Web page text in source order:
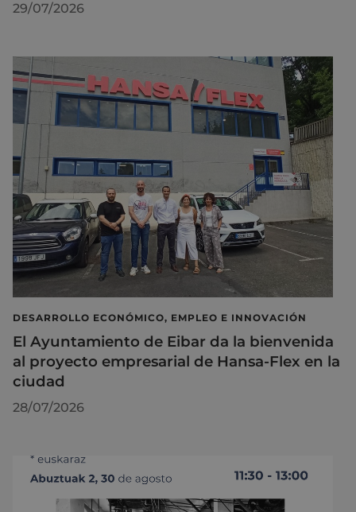
29/07/2026
DESARROLLO ECONÓMICO, EMPLEO E INNOVACIÓN
El Ayuntamiento de Eibar da la bienvenida
al proyecto empresarial de Hansa-Flex en la
ciudad
28/07/2026